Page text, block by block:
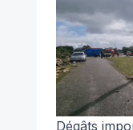
Dégâts